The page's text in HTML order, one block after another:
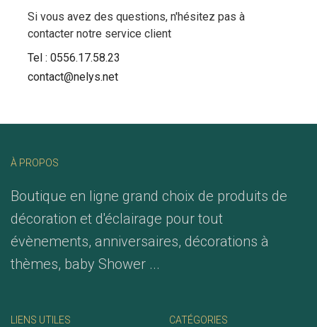
Si vous avez des questions, n'hésitez pas à
contacter notre service client
Tel : 0556.17.58.23
contact@nelys.net
À PROPOS
Boutique en ligne grand choix de produits de
décoration et d'éclairage pour tout
évènements, anniversaires, décorations à
thèmes, baby Shower ...
LIENS UTILES CATÉGORIES